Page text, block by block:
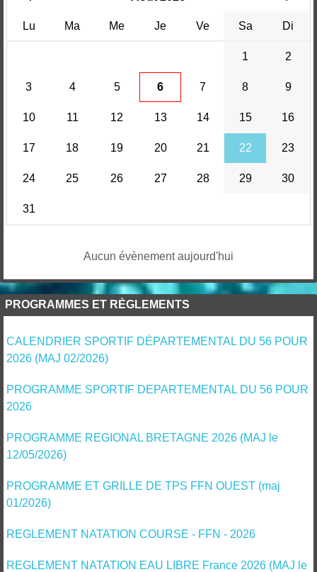
Lu Ma Me Je Ve Sa Di
1 2
3 4 5 6 7 8 9
10 11 12 13 14 15 16
17 18 19 20 21 22 23
24 25 26 27 28 29 30
31
Aucun évènement aujourd'hui
PROGRAMMES ET RÈGLEMENTS
CALENDRIER SPORTIF DÉPARTEMENTAL DU 56 POUR
2026 (MAJ 02/2026)
PROGRAMME SPORTIF DEPARTEMENTAL DU 56 POUR
2026
PROGRAMME REGIONAL BRETAGNE 2026 (MAJ le
12/05/2026)
PROGRAMME ET GRILLE DE TPS FFN OUEST (maj
01/2026)
REGLEMENT NATATION COURSE - FFN - 2026
REGLEMENT NATATION EAU LIBRE France 2026 (MAJ le